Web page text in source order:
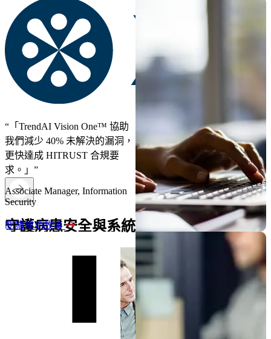
“「TrendAI Vision One™ 協助
我們減少 40% 未解決的漏洞，
更快達成 HITRUST 合規要
求。」”
Associate Manager, Information
Security
閱讀成功故事
守護病患安全與系統不間斷運作